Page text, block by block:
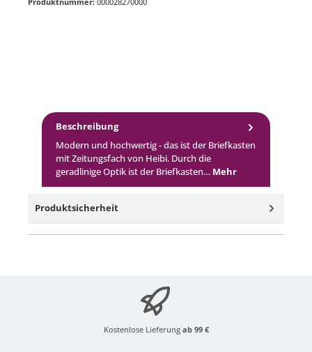
Beschreibung
Modern und hochwertig - das ist der Briefkasten
mit Zeitungsfach von Heibi. Durch die
geradlinige Optik ist der Briefkasten… Mehr
Produktsicherheit
Kostenlose Lieferung ab 99 €